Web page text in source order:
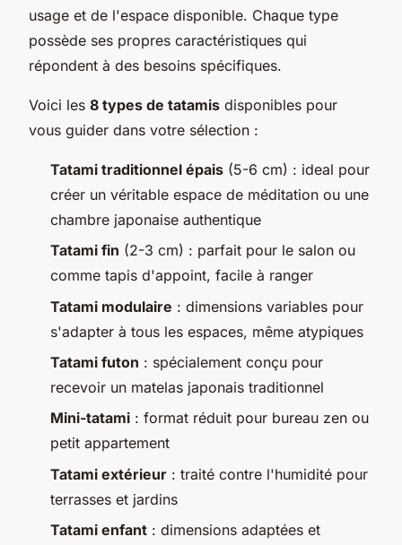
usage et de l'espace disponible. Chaque type
possède ses propres caractéristiques qui
répondent à des besoins spécifiques.
Voici les 8 types de tatamis disponibles pour
vous guider dans votre sélection :
Tatami traditionnel épais (5-6 cm) : ideal pour
créer un véritable espace de méditation ou une
chambre japonaise authentique
Tatami fin (2-3 cm) : parfait pour le salon ou
comme tapis d'appoint, facile à ranger
Tatami modulaire : dimensions variables pour
s'adapter à tous les espaces, même atypiques
Tatami futon : spécialement conçu pour
recevoir un matelas japonais traditionnel
Mini-tatami : format réduit pour bureau zen ou
petit appartement
Tatami extérieur : traité contre l'humidité pour
terrasses et jardins
Tatami enfant : dimensions adaptées et